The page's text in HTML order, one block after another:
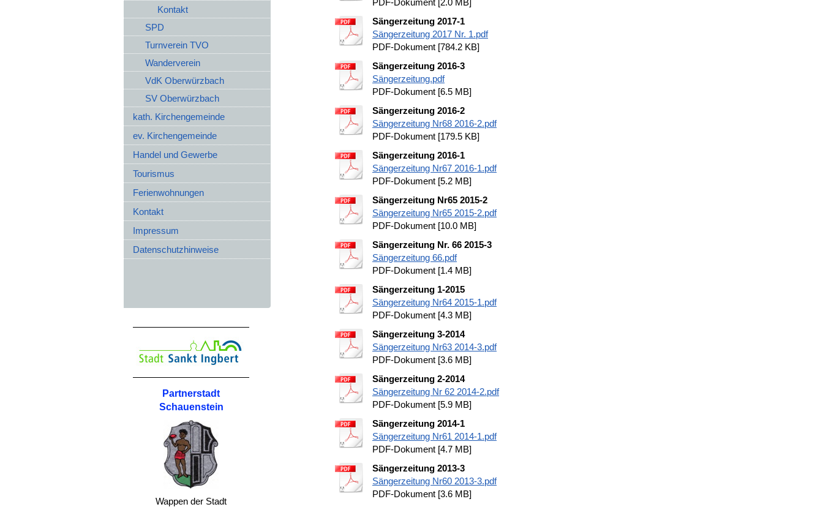
PDF-Dokument [2.0 MB]
Sängerzeitung 2017-1
Sängerzeitung 2017 Nr. 1.pdf
PDF-Dokument [784.2 KB]
Sängerzeitung 2016-3
Sängerzeitung.pdf
PDF-Dokument [6.5 MB]
Sängerzeitung 2016-2
Sängerzeitung Nr68 2016-2.pdf
PDF-Dokument [179.5 KB]
Sängerzeitung 2016-1
Sängerzeitung Nr67 2016-1.pdf
PDF-Dokument [5.2 MB]
Sängerzeitung Nr65 2015-2
Sängerzeitung Nr65 2015-2.pdf
PDF-Dokument [10.0 MB]
Sängerzeitung Nr. 66 2015-3
Sängerzeitung 66.pdf
PDF-Dokument [1.4 MB]
Sängerzeitung 1-2015
Sängerzeitung Nr64 2015-1.pdf
PDF-Dokument [4.3 MB]
Sängerzeitung 3-2014
Sängerzeitung Nr63 2014-3.pdf
PDF-Dokument [3.6 MB]
Sängerzeitung 2-2014
Sängerzeitung Nr 62 2014-2.pdf
PDF-Dokument [5.9 MB]
Sängerzeitung 2014-1
Sängerzeitung Nr61 2014-1.pdf
PDF-Dokument [4.7 MB]
Sängerzeitung 2013-3
Sängerzeitung Nr60 2013-3.pdf
PDF-Dokument [3.6 MB]
Kontakt
SPD
Turnverein TVO
Wanderverein
VdK Oberwürzbach
SV Oberwürzbach
kath. Kirchengemeinde
ev. Kirchengemeinde
Handel und Gewerbe
Tourismus
Ferienwohnungen
Kontakt
Impressum
Datenschutzhinweise
Partnerstadt
Schauenstein
Wappen der Stadt